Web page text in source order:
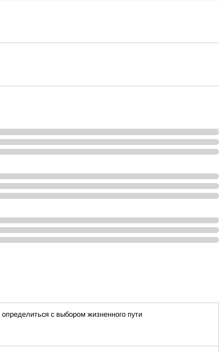
с выбором жизненного пути